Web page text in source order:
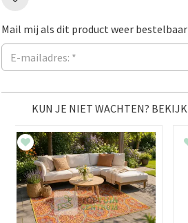
Mail mij als dit product weer bestelbaar
KUN JE NIET WACHTEN?